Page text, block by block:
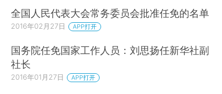
全国人民代表大会常务委员会批准任免的名单
2016年02月27日 APP打开
国务院任免国家工作人员：刘思扬任新华社副
社长
2016年01月27日 APP打开